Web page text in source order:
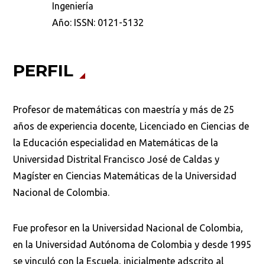
Ingeniería
Año: ISSN: 0121-5132
PERFIL
Profesor de matemáticas con maestría y más de 25
años de experiencia docente, Licenciado en Ciencias de
la Educación especialidad en Matemáticas de la
Universidad Distrital Francisco José de Caldas y
Magíster en Ciencias Matemáticas de la Universidad
Nacional de Colombia.
Fue profesor en la Universidad Nacional de Colombia,
en la Universidad Autónoma de Colombia y desde 1995
se vinculó con la Escuela, inicialmente adscrito al